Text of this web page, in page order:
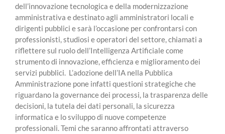
dell’innovazione tecnologica e della modernizzazione
amministrativa e destinato agli amministratori locali e
dirigenti pubblici e sarà l’occasione per confrontarsi con
professionisti, studiosi e operatori del settore, chiamati a
riflettere sul ruolo dell’Intelligenza Artificiale come
strumento di innovazione, efficienza e miglioramento dei
servizi pubblici. L’adozione dell’IA nella Pubblica
Amministrazione pone infatti questioni strategiche che
riguardano la governance dei processi, la trasparenza delle
decisioni, la tutela dei dati personali, la sicurezza
informatica e lo sviluppo di nuove competenze
professionali. Temi che saranno affrontati attraverso